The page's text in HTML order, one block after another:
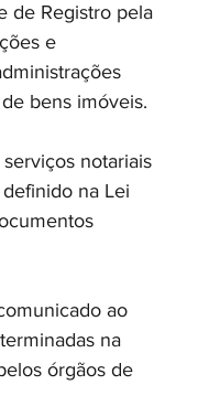
de Registro pela
e
bens imóveis.
notariais
na Lei
ao
na
órgãos de